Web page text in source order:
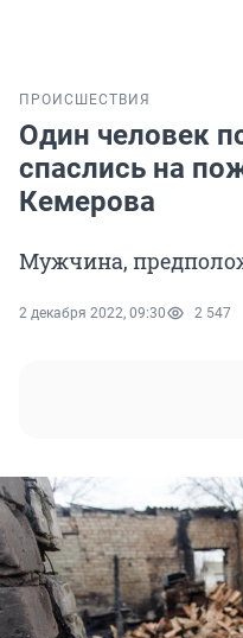
ПРОИСШЕСТВИЯ
Один человек
спаслись на
Кемерова
Мужчина,
2 декабря 2022, 09:30 2 547